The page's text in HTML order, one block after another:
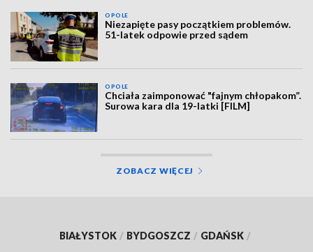
OPOLE
Niezapięte pasy początkiem problemów.
51-latek odpowie przed sądem
OPOLE
Chciała zaimponować "fajnym chłopakom”.
Surowa kara dla 19-latki [FILM]
ZOBACZ WIĘCEJ
BIAŁYSTOK / BYDGOSZCZ / GDAŃSK /